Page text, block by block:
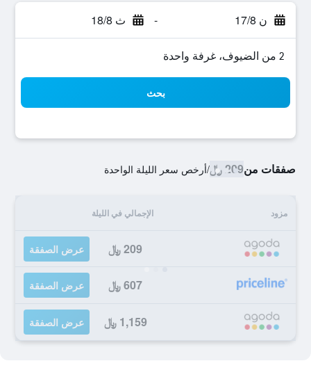
ن 17/8 - ث 18/8
2 من الضيوف، غرفة واحدة
بحث
صفقات من209 ﷼ /أرخص سعر الليلة الواحدة
مزود الإجمالي في الليلة
209 ﷼ عرض الصفقة
607 ﷼ عرض الصفقة
1,159 ﷼ عرض الصفقة